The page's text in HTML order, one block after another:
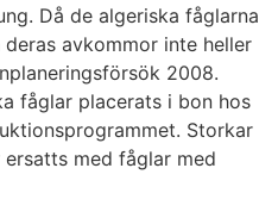
Då de algeriska fåglarna
avkommor inte heller
2008.
fåglar placerats i bon hos
Storkar
med fåglar med